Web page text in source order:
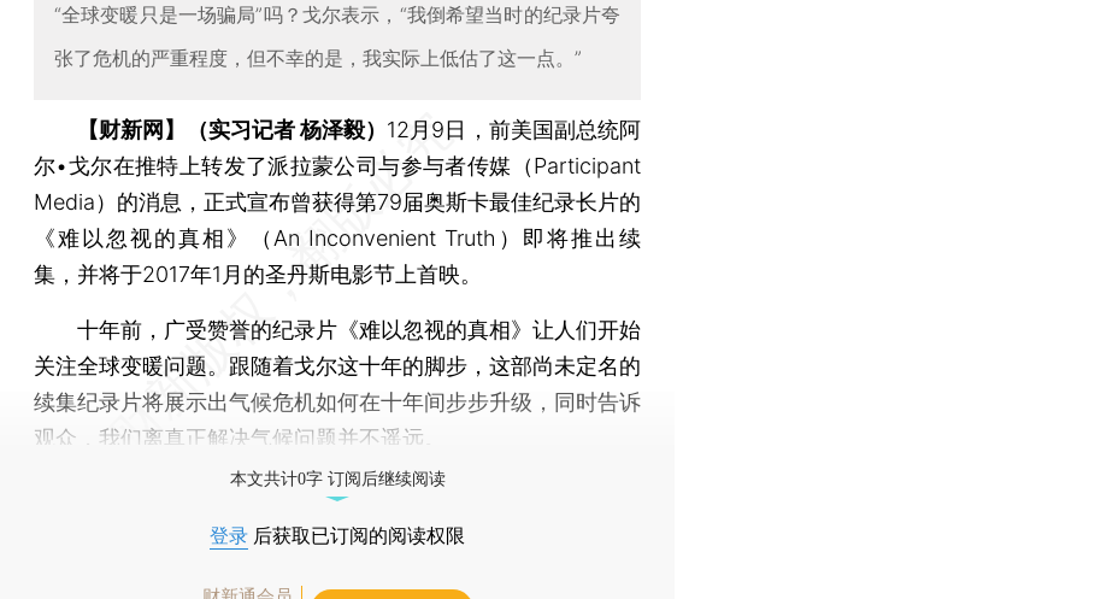
“全球变暖只是一场骗局”吗？戈尔表示，“我倒希望当时的纪录片夸
张了危机的严重程度，但不幸的是，我实际上低估了这一点。”
【财新网】（实习记者 杨泽毅） 12月9日，前美国副总统阿
尔•戈尔在推特上转发了派拉蒙公司与参与者传媒（Participant
Media）的消息，正式宣布曾获得第79届奥斯卡最佳纪录长片的
《难以忽视的真相》（An Inconvenient Truth）即将推出续
集，并将于2017年1月的圣丹斯电影节上首映。
十年前，广受赞誉的纪录片《难以忽视的真相》让人们开始
关注全球变暖问题。跟随着戈尔这十年的脚步，这部尚未定名的
续集纪录片将展示出气候危机如何在十年间步步升级，同时告诉
观众，我们离真正解决气候问题并不遥远。
本文共计0字 订阅后继续阅读
登录 后获取已订阅的阅读权限